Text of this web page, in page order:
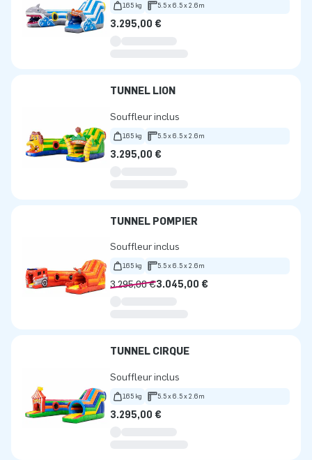
165 kg 5.5 x 6.5 x 2.6m
3.295,00 €
TUNNEL LION
Souffleur inclus
165 kg 5.5 x 6.5 x 2.6m
3.295,00 €
TUNNEL POMPIER
Souffleur inclus
165 kg 5.5 x 6.5 x 2.6m
3.295,00 €3.045,00 €
TUNNEL CIRQUE
Souffleur inclus
165 kg 5.5 x 6.5 x 2.6m
3.295,00 €